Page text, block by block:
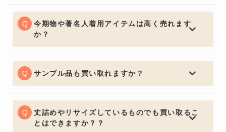
ッグの場合は保管用の布袋など付属品があると信頼性も
上がり査定額アップの重要ポイントになります。
今期物や著名人着用アイテムは高く売れます
か？
セールになっていたりすると査定額にも響くため売却を
ご検討の際は購入してからなるべく早く売るのをオスス
難になり需要が高く買い取り価格も高くなります。
サンプル品も買い取れますか？
安くなってしまいますがサンプルか関係なしにデザイン
で中古市場は値段が決まるためサンプル品でも全く問題
ございません。
丈詰めやリサイズしているものでも買い取るこ
とはできますか？？